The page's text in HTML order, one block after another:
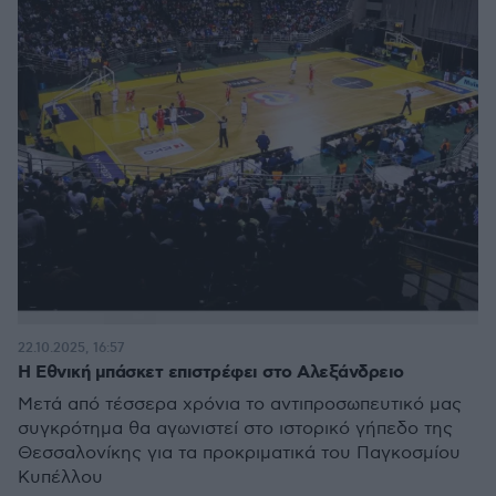
Η Εθνική μπάσκετ επιστρέφει στο Αλεξάνδρειο
Μετά από τέσσερα χρόνια το αντιπροσωπευτικό μας
συγκρότημα θα αγωνιστεί στο ιστορικό γήπεδο της
Θεσσαλονίκης για τα προκριματικά του Παγκοσμίου
Κυπέλλου
22.10.2025, 16:57